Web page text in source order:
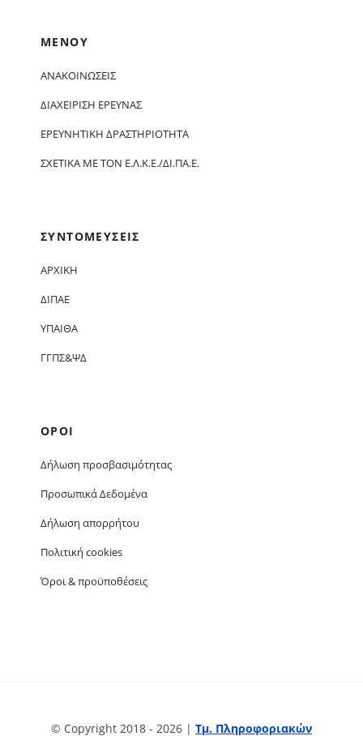
ΜΕΝΟΥ
ΑΝΑΚΟΙΝΏΣΕΙΣ
ΔΙΑΧΕΊΡΙΣΗ ΈΡΕΥΝΑΣ
ΕΡΕΥΝΗΤΙΚΉ ΔΡΑΣΤΗΡΙΌΤΗΤΑ
ΣΧΕΤΙΚΆ ΜΕ ΤΟΝ Ε.Λ.Κ.Ε./ΔΙ.ΠΑ.Ε.
ΣΥΝΤΟΜΕΥΣΕΙΣ
ΑΡΧΙΚΗ
ΔΙΠΑΕ
ΥΠΑΙΘΑ
ΓΓΠΣ&ΨΔ
ΟΡΟΙ
Δήλωση προσβασιμότητας
Προσωπικά Δεδομένα
Δήλωση απορρήτου
Πολιτική cookies
Όροι & προϋποθέσεις
© Copyright 2018 - 2026 | Τμ. Πληροφοριακών